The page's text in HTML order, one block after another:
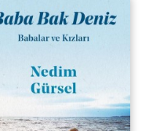
Babalar ve Kızları